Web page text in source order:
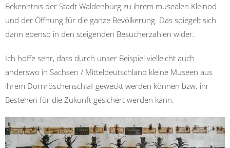
Bekenntnis der Stadt Waldenburg zu ihrem musealen Kleinod
und der Öffnung für die ganze Bevölkerung. Das spiegelt sich
dann ebenso in den steigenden Besucherzahlen wider.
Ich hoffe sehr, dass durch unser Beispiel vielleicht auch
anderswo in Sachsen / Mitteldeutschland kleine Museen aus
ihrem Dornröschenschlaf geweckt werden können bzw. ihr
Bestehen für die Zukunft gesichert werden kann.